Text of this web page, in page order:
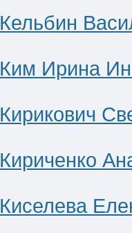
Кельбин
Ким Ирина
Кирикович
Кириченко
Киселева